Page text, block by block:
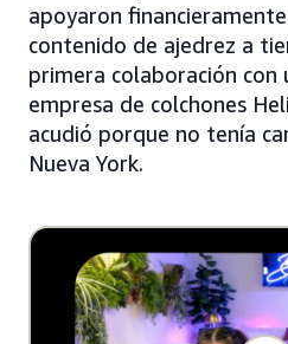
apoyaron
contenido de ajedrez a
primera colaboración con
empresa de colchones
acudió porque no tenía
Nueva York.